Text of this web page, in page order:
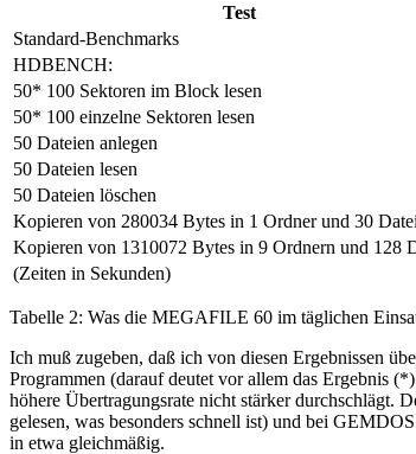
Test
Standard-Benchmarks
HDBENCH:
50* 100 Sektoren im Block lesen
50* 100 einzelne Sektoren lesen
50 Dateien anlegen
50 Dateien lesen
50 Dateien löschen
Kopieren von 280034 Bytes in 1 Ordner und 30
Kopieren von 1310072 Bytes in 9 Ordnern und 128
(Zeiten in Sekunden)
Tabelle 2: Was die MEGAFILE 60 im täglichen
Ich muß zugeben, daß ich von diesen Ergebnissen
Programmen (darauf deutet vor allem das Ergebnis
höhere Übertragungsrate nicht stärker durchschlägt.
gelesen, was besonders schnell ist) und bei
in etwa gleichmäßig.